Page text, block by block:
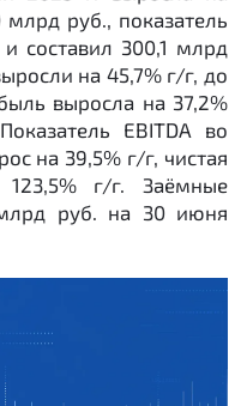
млрд руб., показатель
составил 300,1 млрд
на 45,7% г/г, до
выросла на 37,2%
EBITDA во
на 39,5% г/г, чистая
г/г. Заёмные
млрд руб. на 30 июня